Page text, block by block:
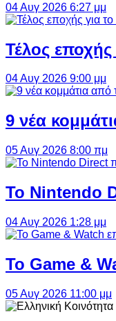
04 Αυγ 2026 6:27 μμ
Τέλος
04 Αυγ 2026 9:00 μμ
9 νέα
05 Αυγ 2026 8:00 πμ
Το Nintendo
04 Αυγ 2026 1:28 μμ
Το Game &
05 Αυγ 2026 11:00 μμ